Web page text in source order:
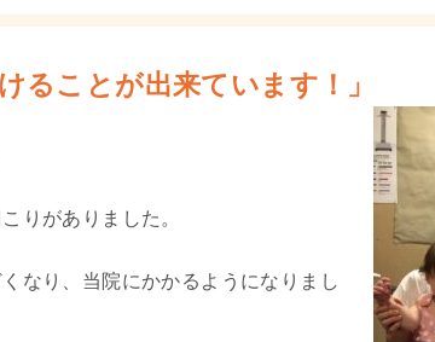
ることが出来ています！」
りがありました。
なり、当院にかかるようになりまし